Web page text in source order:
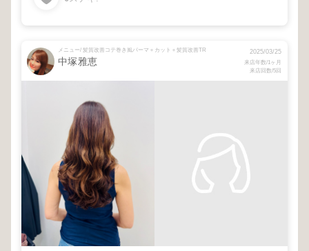
メニュー/ 髪質改善コテ巻き風パーマ＋カット＋髪質改善TR
中塚雅恵
2025/03/25
来店年数/1ヶ月
来店回数/5回